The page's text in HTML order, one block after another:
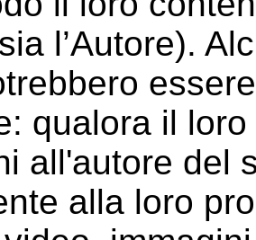
l’Autore).
qualora il
all'autore del
alla loro